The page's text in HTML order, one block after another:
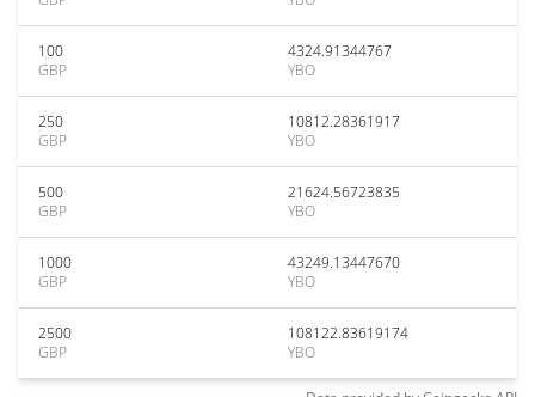
100
GBP
4324.91344767
YBO
250
GBP
10812.28361917
YBO
500
GBP
21624.56723835
YBO
1000
GBP
43249.13447670
YBO
2500
GBP
108122.83619174
YBO